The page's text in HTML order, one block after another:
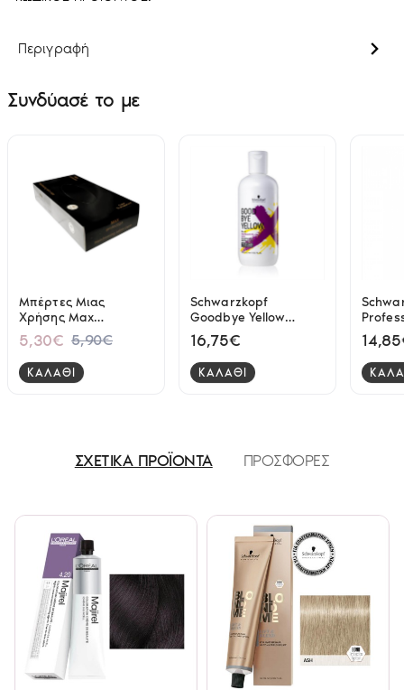
Περιγραφή
Συνδύασέ το με
Μπέρτες Μιας
Χρήσης Max
Protection 40pcs
5,30€ 5,90€
ΚΑΛΑΘΙ
Schwarzkopf
Goodbye Yellow
Σαμπούαν (Silver)
300ml
16,75€
ΚΑΛΑΘΙ
Bond
ΣΧΕΤΙΚΑ ΠΡΟΪΟΝΤΑ ΠΡΟΣΦΟΡΕΣ